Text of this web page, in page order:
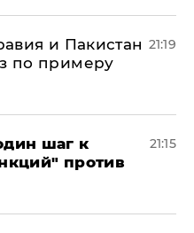
и Пакистан
по примеру
21:19
шаг к
против
21:15